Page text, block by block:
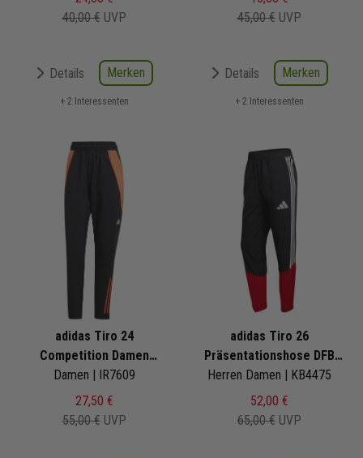
40,00 € UVP
Details Merken
+ 2 Interessenten
45,00 € UVP
Details Merken
+ 2 Interessenten
adidas Tiro 24
Competition Damen
Präsentationshose
Damen | IR7609
27,50 €
55,00 € UVP
adidas Tiro 26
Präsentationshose DFB
WM 2026
Herren Damen | KB4475
52,00 €
65,00 € UVP